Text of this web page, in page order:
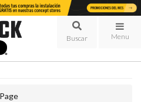
Menu